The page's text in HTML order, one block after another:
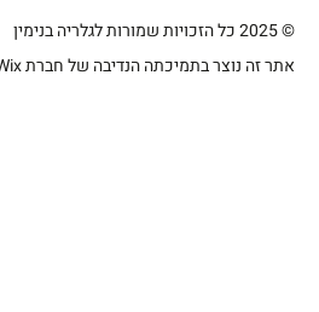
אתר זה נוצר בתמיכתה הנדיבה של חברת Wix
© 2025 כל הזכויות שמורות לגלריה בנימין